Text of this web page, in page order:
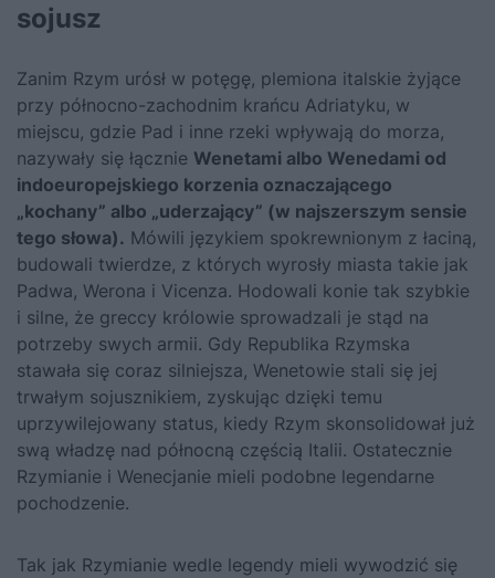
sojusz
Zanim Rzym urósł w potęgę, plemiona italskie żyjące
przy północno-zachodnim krańcu Adriatyku, w
miejscu, gdzie Pad i inne rzeki wpływają do morza,
nazywały się łącznie Wenetami albo Wenedami od
indoeuropejskiego korzenia oznaczającego
„kochany” albo „uderzający” (w najszerszym sensie
tego słowa). Mówili językiem spokrewnionym z łaciną,
budowali twierdze, z których wyrosły miasta takie jak
Padwa, Werona i Vicenza. Hodowali konie tak szybkie
i silne, że greccy królowie sprowadzali je stąd na
potrzeby swych armii. Gdy Republika Rzymska
stawała się coraz silniejsza, Wenetowie stali się jej
trwałym sojusznikiem, zyskując dzięki temu
uprzywilejowany status, kiedy Rzym skonsolidował już
swą władzę nad północną częścią Italii. Ostatecznie
Rzymianie i Wenecjanie mieli podobne legendarne
pochodzenie.
Tak jak Rzymianie wedle legendy mieli wywodzić się